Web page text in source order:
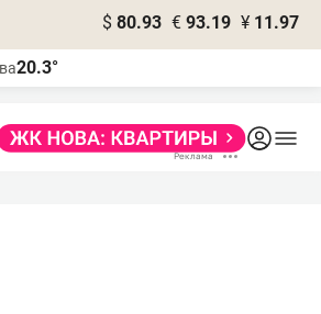
$ 80.93 € 93.19 ¥ 11.97
20.3°